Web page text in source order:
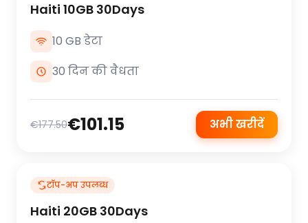
Haiti 10GB 30Days
10 GB डेटा
30 दिन की वैधता
€177.50€101.15 अभी खरीदें
टॉप-अप उपलब्ध
Haiti 20GB 30Days